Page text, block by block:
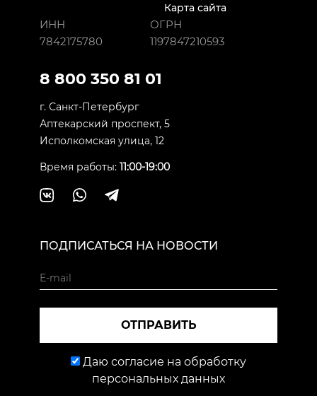
Карта сайта
ИНН
7842175780
ОГРН
1197847210593
8 800 350 81 01
г. Санкт-Петербург
Аптекарский проспект, 5
Исполкомская улица, 12
Время работы: 11:00-19:00
ПОДПИСАТЬСЯ НА НОВОСТИ
ОТПРАВИТЬ
Даю согласие на обработку
персональных данных